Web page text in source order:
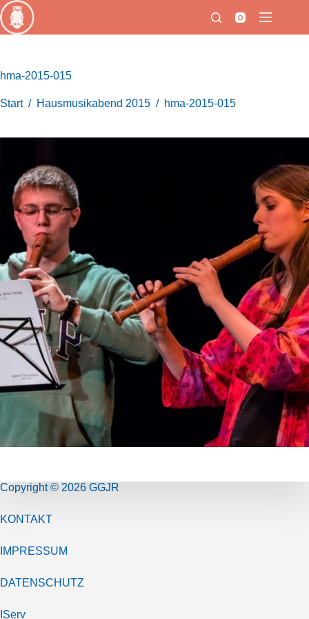
Zum
Inhalt
springen
hma-2015-015
Start / Hausmusikabend 2015 / hma-2015-015
Copyright © 2026 GGJR
KONTAKT
IMPRESSUM
DATENSCHUTZ
IServ